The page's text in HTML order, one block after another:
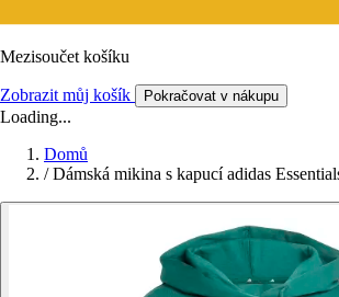
Mezisoučet košíku
Zobrazit můj košík Pokračovat v nákupu
Loading...
Domů
/ Dámská mikina s kapucí adidas